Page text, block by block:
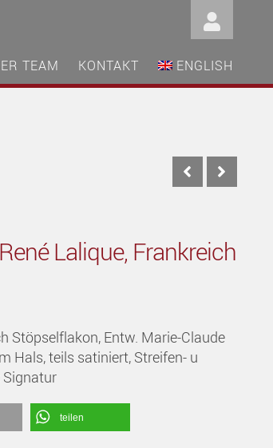
TEAM KONTAKT ENGLISH
Lalique, Frankreich
Stöpselflakon, Entw. Marie-Claude
Hals, teils satiniert, Streifen- u
Signatur
teilen